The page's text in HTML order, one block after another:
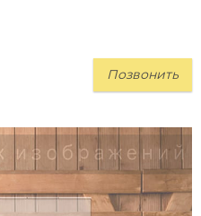
Позвонить